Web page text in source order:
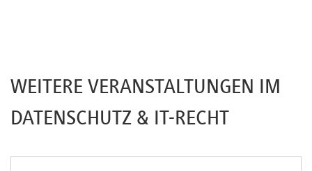
WEITERE VERANSTALTUNGEN IM
DATENSCHUTZ & IT-RECHT